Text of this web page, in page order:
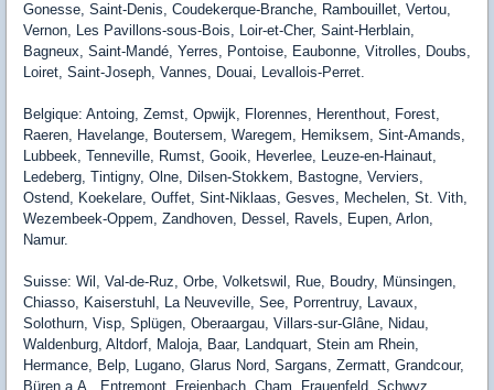
Gonesse, Saint-Denis, Coudekerque-Branche, Rambouillet, Vertou,
Vernon, Les Pavillons-sous-Bois, Loir-et-Cher, Saint-Herblain,
Bagneux, Saint-Mandé, Yerres, Pontoise, Eaubonne, Vitrolles, Doubs,
Loiret, Saint-Joseph, Vannes, Douai, Levallois-Perret.
Belgique: Antoing, Zemst, Opwijk, Florennes, Herenthout, Forest,
Raeren, Havelange, Boutersem, Waregem, Hemiksem, Sint-Amands,
Lubbeek, Tenneville, Rumst, Gooik, Heverlee, Leuze-en-Hainaut,
Ledeberg, Tintigny, Olne, Dilsen-Stokkem, Bastogne, Verviers,
Ostend, Koekelare, Ouffet, Sint-Niklaas, Gesves, Mechelen, St. Vith,
Wezembeek-Oppem, Zandhoven, Dessel, Ravels, Eupen, Arlon,
Namur.
Suisse: Wil, Val-de-Ruz, Orbe, Volketswil, Rue, Boudry, Münsingen,
Chiasso, Kaiserstuhl, La Neuveville, See, Porrentruy, Lavaux,
Solothurn, Visp, Splügen, Oberaargau, Villars-sur-Glâne, Nidau,
Waldenburg, Altdorf, Maloja, Baar, Landquart, Stein am Rhein,
Hermance, Belp, Lugano, Glarus Nord, Sargans, Zermatt, Grandcour,
Büren a.A., Entremont, Freienbach, Cham, Frauenfeld, Schwyz,